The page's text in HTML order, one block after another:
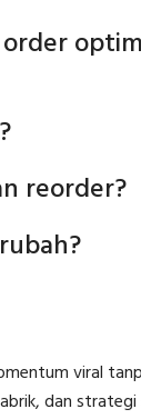
reorder?
viral
dan